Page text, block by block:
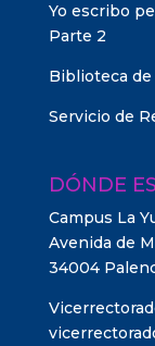
Yo escribo
Parte 2
Biblioteca de
Servicio de
DÓNDE
Campus La
Avenida de
34004